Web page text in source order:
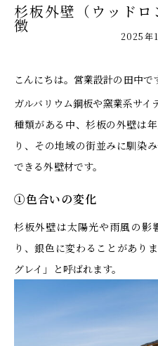
杉板外壁（ウッド
徴
2025年
こんにちは。営業設計の田中で
ガルバリウム鋼板や窯業系サイ
種類がある中、杉板の外壁は
り、その地域の街並みに馴染
できる外壁材です。
①色合いの変化
杉板外壁は太陽光や雨風の影
り、銀色に変わることがあり
グレイ」と呼ばれます。